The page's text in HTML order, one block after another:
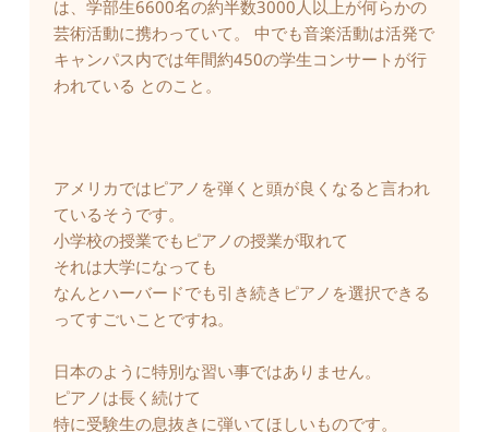
は、学部生6600名の約半数3000人以上が何らかの
芸術活動に携わっていて。 中でも音楽活動は活発で
キャンパス内では年間約450の学生コンサートが行
われている とのこと。
アメリカではピアノを弾くと頭が良くなると言われ
ているそうです。
小学校の授業でもピアノの授業が取れて
それは大学になっても
なんとハーバードでも引き続きピアノを選択できる
ってすごいことですね。
日本のように特別な習い事ではありません。
ピアノは長く続けて
特に受験生の息抜きに弾いてほしいものです。